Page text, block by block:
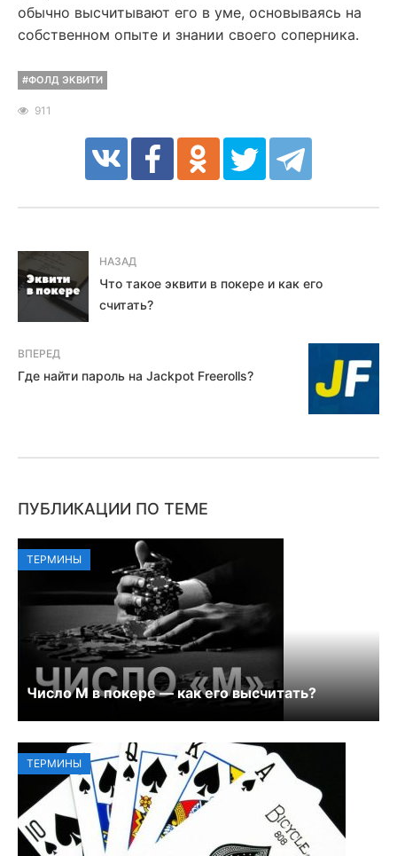
обычно высчитывают его в уме, основываясь на
собственном опыте и знании своего соперника.
#ФОЛД ЭКВИТИ
911
НАЗАД
Что такое эквити в покере и как его
считать?
ВПЕРЕД
Где найти пароль на Jackpot Freerolls?
ПУБЛИКАЦИИ ПО ТЕМЕ
ТЕРМИНЫ
Число М в покере — как его высчитать?
ТЕРМИНЫ